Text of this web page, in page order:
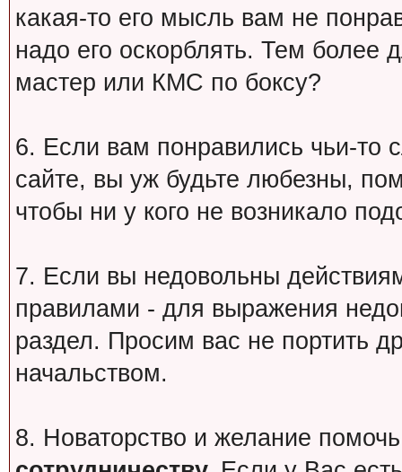
какая-то его мысль вам не
надо его оскорблять. Тем более
мастер или КМС по боксу?
6. Если вам понравились чьи-то
сайте, вы уж будьте любезны,
чтобы ни у кого не возникало
7. Если вы недовольны
правилами - для выражения
раздел. Просим вас не портить
начальством.
8. Новаторство и желание